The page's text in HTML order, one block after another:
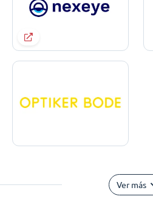
Ver más